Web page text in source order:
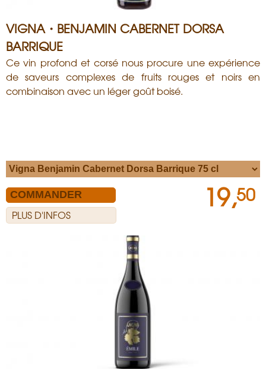
VIGNA・BENJAMIN CABERNET DORSA
BARRIQUE
Ce vin profond et corsé nous procure une expérience
de saveurs complexes de fruits rouges et noirs en
combinaison avec un léger goût boisé.
PLUS D'INFOS
19,50